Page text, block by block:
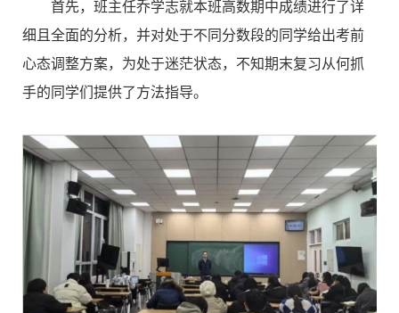
首先，班主任乔学志就本班高数期中成绩进行了详
细且全面的分析，并对处于不同分数段的同学给出考前
心态调整方案，为处于迷茫状态，不知期末复习从何抓
手的同学们提供了方法指导。